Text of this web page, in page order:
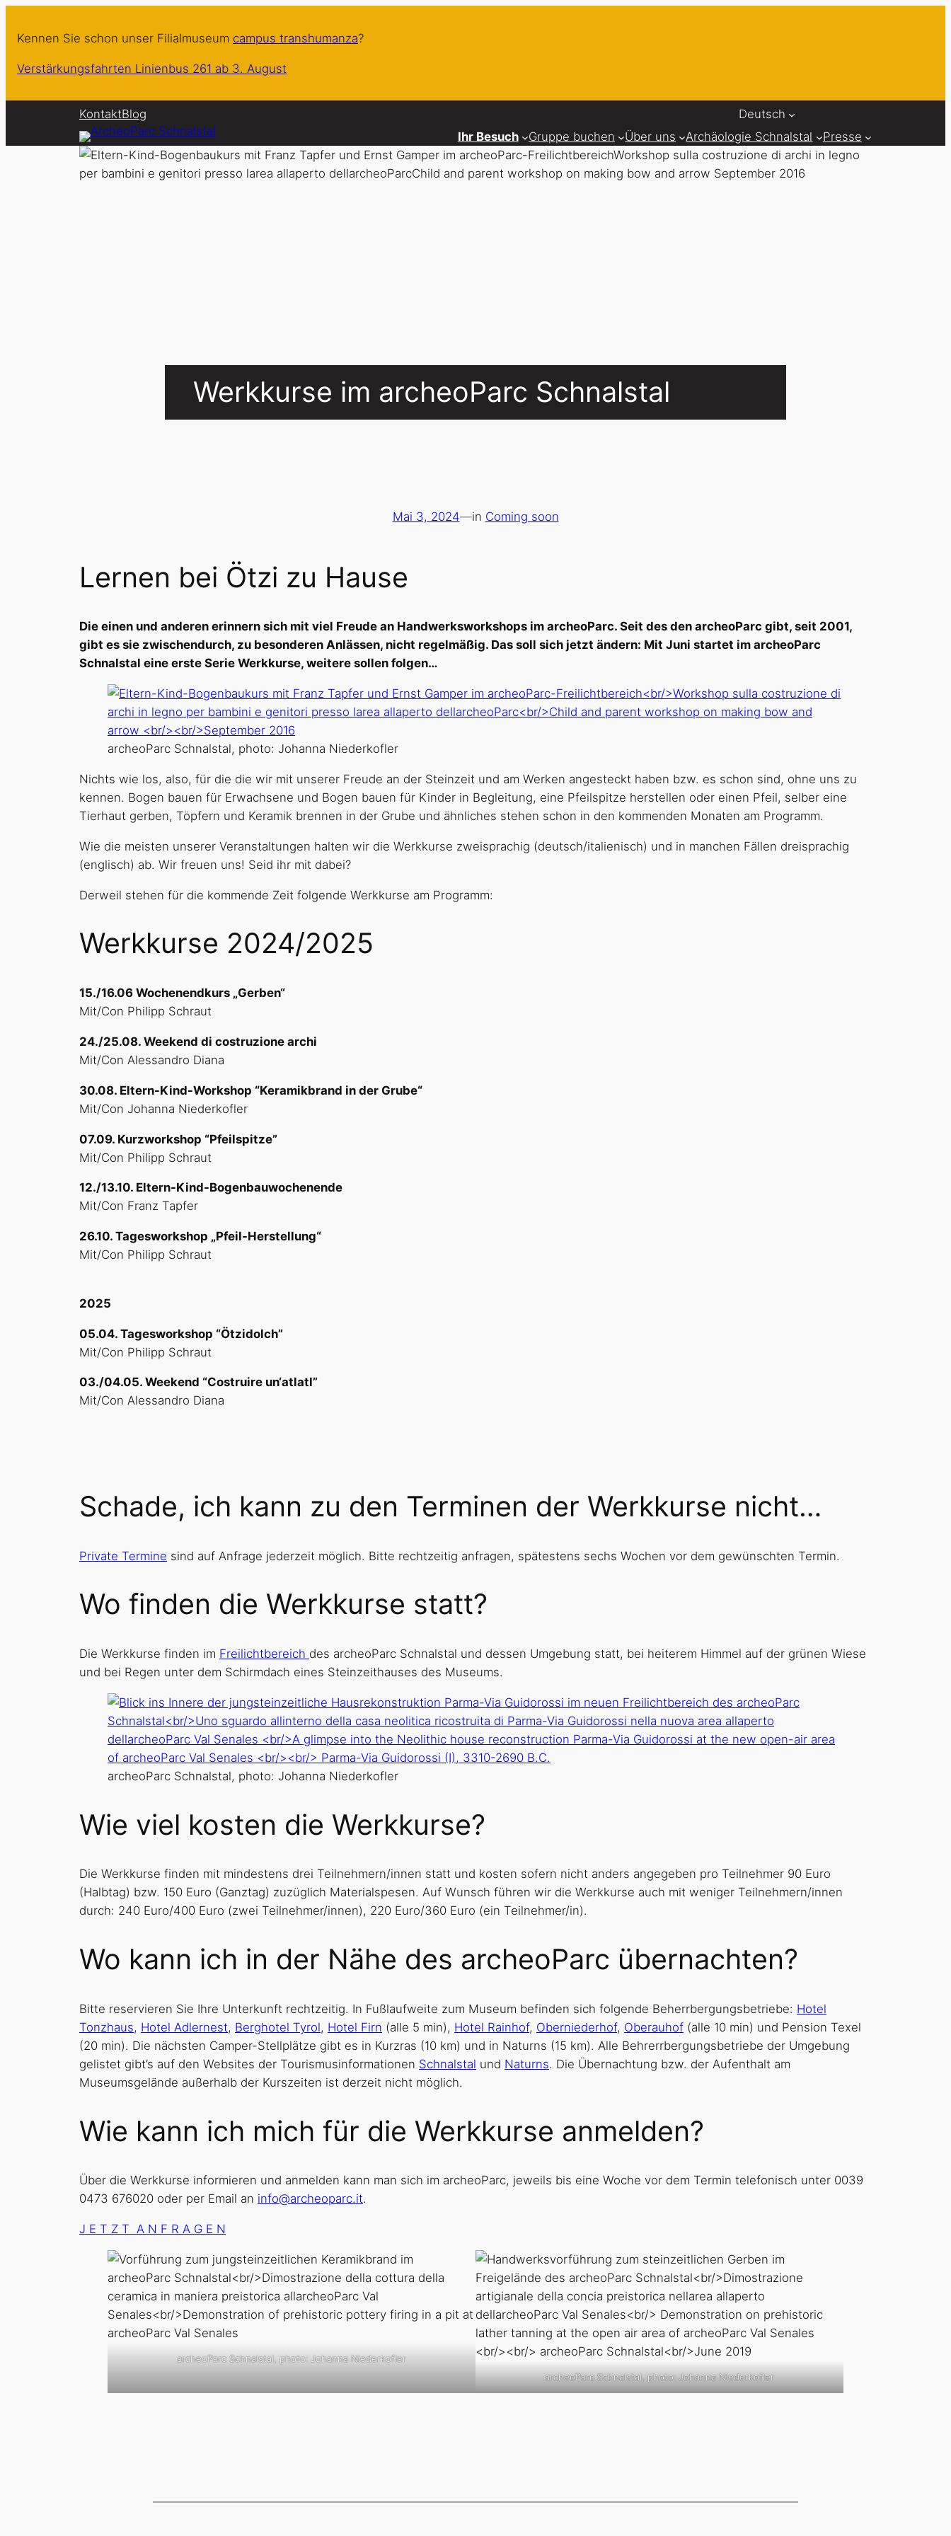
Inhalt
Kennen Sie schon unser Filialmuseum campus transhumanza?
Verstärkungsfahrten Linienbus 261 ab 3. August
KontaktBlog
Deutsch
Ihr Besuch
Gruppe buchen Über uns Archäologie Schnalstal Presse
Werkkurse im archeoParc Schnalstal
Mai 3, 2024—in Coming soon
Lernen bei Ötzi zu Hause
Die einen und anderen erinnern sich mit viel Freude an Handwerksworkshops im archeoParc. Seit des den archeoParc gibt, seit 2001,
gibt es sie zwischendurch, zu besonderen Anlässen, nicht regelmäßig. Das soll sich jetzt ändern: Mit Juni startet im archeoParc
Schnalstal eine erste Serie Werkkurse, weitere sollen folgen…
archeoParc Schnalstal, photo: Johanna Niederkofler
Nichts wie los, also, für die die wir mit unserer Freude an der Steinzeit und am Werken angesteckt haben bzw. es schon sind, ohne uns zu
kennen. Bogen bauen für Erwachsene und Bogen bauen für Kinder in Begleitung, eine Pfeilspitze herstellen oder einen Pfeil, selber eine
Tierhaut gerben, Töpfern und Keramik brennen in der Grube und ähnliches stehen schon in den kommenden Monaten am Programm.
Wie die meisten unserer Veranstaltungen halten wir die Werkkurse zweisprachig (deutsch/italienisch) und in manchen Fällen dreisprachig
(englisch) ab. Wir freuen uns! Seid ihr mit dabei?
Derweil stehen für die kommende Zeit folgende Werkkurse am Programm:
Werkkurse 2024/2025
15./16.06 Wochenendkurs „Gerben“
Mit/Con Philipp Schraut
24./25.08. Weekend di costruzione archi
Mit/Con Alessandro Diana
30.08. Eltern-Kind-Workshop “Keramikbrand in der Grube“
Mit/Con Johanna Niederkofler
07.09. Kurzworkshop “Pfeilspitze”
Mit/Con Philipp Schraut
12./13.10. Eltern-Kind-Bogenbauwochenende
Mit/Con Franz Tapfer
26.10. Tagesworkshop „Pfeil-Herstellung“
Mit/Con Philipp Schraut
2025
05.04. Tagesworkshop “Ötzidolch”
Mit/Con Philipp Schraut
03./04.05. Weekend “Costruire un‘atlatl”
Mit/Con Alessandro Diana
Schade, ich kann zu den Terminen der Werkkurse nicht…
Private Termine sind auf Anfrage jederzeit möglich. Bitte rechtzeitig anfragen, spätestens sechs Wochen vor dem gewünschten Termin.
Wo finden die Werkkurse statt?
Die Werkkurse finden im Freilichtbereich des archeoParc Schnalstal und dessen Umgebung statt, bei heiterem Himmel auf der grünen Wiese
und bei Regen unter dem Schirmdach eines Steinzeithauses des Museums.
archeoParc Schnalstal, photo: Johanna Niederkofler
Wie viel kosten die Werkkurse?
Die Werkkurse finden mit mindestens drei Teilnehmern/innen statt und kosten sofern nicht anders angegeben pro Teilnehmer 90 Euro
(Halbtag) bzw. 150 Euro (Ganztag) zuzüglich Materialspesen. Auf Wunsch führen wir die Werkkurse auch mit weniger Teilnehmern/innen
durch: 240 Euro/400 Euro (zwei Teilnehmer/innen), 220 Euro/360 Euro (ein Teilnehmer/in).
Wo kann ich in der Nähe des archeoParc übernachten?
Bitte reservieren Sie Ihre Unterkunft rechtzeitig. In Fußlaufweite zum Museum befinden sich folgende Beherrbergungsbetriebe: Hotel
Tonzhaus, Hotel Adlernest, Berghotel Tyrol, Hotel Firn (alle 5 min), Hotel Rainhof, Oberniederhof, Oberauhof (alle 10 min) und Pension Texel
(20 min). Die nächsten Camper-Stellplätze gibt es in Kurzras (10 km) und in Naturns (15 km). Alle Behrerrbergungsbetriebe der Umgebung
gelistet gibt’s auf den Websites der Tourismusinformationen Schnalstal und Naturns. Die Übernachtung bzw. der Aufenthalt am
Museumsgelände außerhalb der Kurszeiten ist derzeit nicht möglich.
Wie kann ich mich für die Werkkurse anmelden?
Über die Werkkurse informieren und anmelden kann man sich im archeoParc, jeweils bis eine Woche vor dem Termin telefonisch unter 0039
0473 676020 oder per Email an info@archeoparc.it.
J E T Z T A N F R A G E N
archeoParc Schnalstal, photo: Johanna Niederkofler
archeoParc Schnalstal, photo: Johanna Niederkofler